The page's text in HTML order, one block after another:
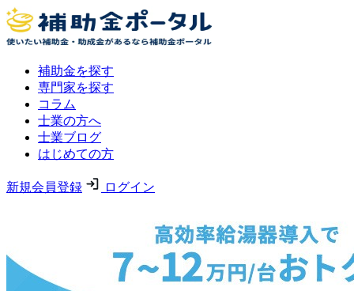
補助金を探す
専門家を探す
コラム
士業の方へ
士業ブログ
はじめての方
新規会員登録 ログイン